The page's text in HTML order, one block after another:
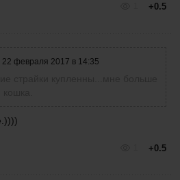
+0.5
22 февраля 2017 в 14:35
+0.5